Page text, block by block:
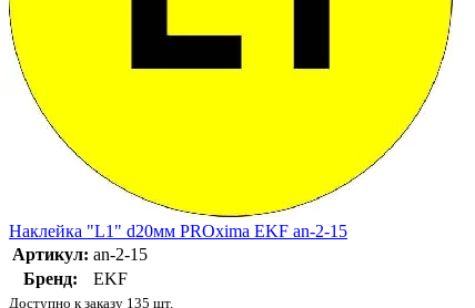
Наклейка "L1" d20мм PROxima EKF an-2-15
Артикул: an-2-15
Бренд:
EKF
Доступно к заказу 135 шт.